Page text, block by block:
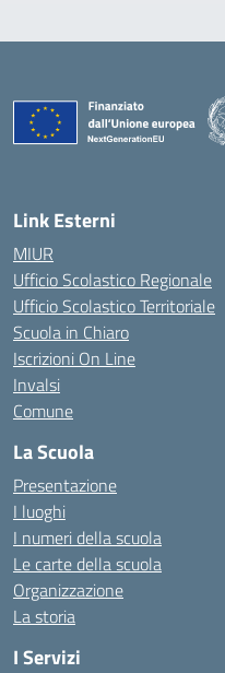
Link Esterni
MIUR
Ufficio Scolastico Regionale
Ufficio Scolastico Territoriale
Scuola in Chiaro
Iscrizioni On Line
Invalsi
Comune
La Scuola
Presentazione
I luoghi
I numeri della scuola
Le carte della scuola
Organizzazione
La storia
I Servizi